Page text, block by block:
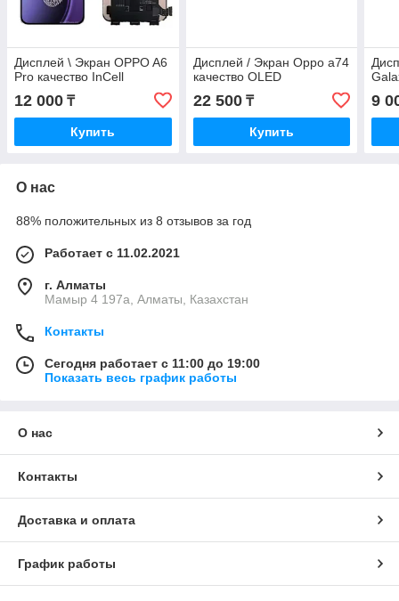
Дисплей \ Экран OPPO A6
Pro качество InCell
12 000 ₸
Купить
Дисплей / Экран Oppo a74
качеcтво OLED
22 500₸
Купить
9
О нас
88% положительных из 8 отзывов за год
Работает с 11.02.2021
г. Алматы
Мамыр 4 197а, Алматы, Казахстан
Контакты
Сегодня работает с 11:00 до 19:00
Показать весь график работы
О нас
Контакты
Доставка и оплата
График работы